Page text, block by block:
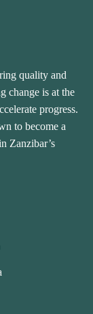
quality and
change is at the
progress.
to become a
Zanzibar’s